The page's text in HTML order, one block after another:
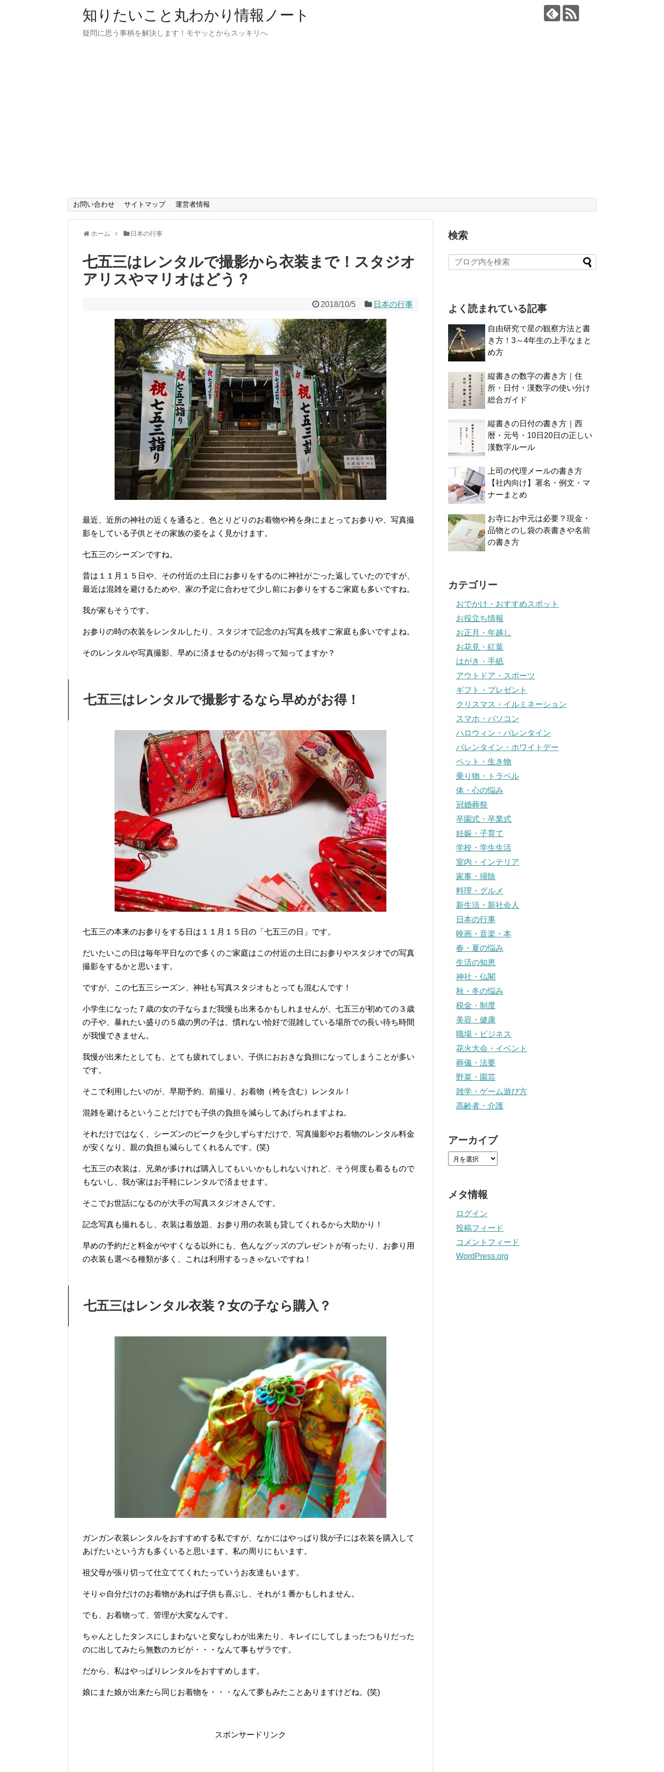
知りたいこと丸わかり情報ノート
疑問に思う事柄を解決します！モヤッとからスッキリへ
お問い合わせ サイトマップ 運営者情報
ホーム 日本の行事
七五三はレンタルで撮影から衣装まで！スタジオ
アリスやマリオはどう？
2018/10/5 日本の行事
最近、近所の神社の近くを通ると、色とりどりのお着物や袴を身にまとってお参りや、写真撮
影をしている子供とその家族の姿をよく見かけます。
七五三のシーズンですね。
昔は１１月１５日や、その付近の土日にお参りをするのに神社がごった返していたのですが、
最近は混雑を避けるためや、家の予定に合わせて少し前にお参りをするご家庭も多いですね。
我が家もそうです。
お参りの時の衣装をレンタルしたり、スタジオで記念のお写真を残すご家庭も多いですよね。
そのレンタルや写真撮影、早めに済ませるのがお得って知ってますか？
七五三はレンタルで撮影するなら早めがお得！
七五三の本来のお参りをする日は１１月１５日の「七五三の日」です。
だいたいこの日は毎年平日なので多くのご家庭はこの付近の土日にお参りやスタジオでの写真
撮影をするかと思います。
ですが、この七五三シーズン、神社も写真スタジオもとっても混むんです！
小学生になった７歳の女の子ならまだ我慢も出来るかもしれませんが、七五三が初めての３歳
の子や、暴れたい盛りの５歳の男の子は、慣れない恰好で混雑している場所での長い待ち時間
が我慢できません。
我慢が出来たとしても、とても疲れてしまい、子供におおきな負担になってしまうことが多い
です。
そこで利用したいのが、早期予約、前撮り、お着物（袴を含む）レンタル！
混雑を避けるということだけでも子供の負担を減らしてあげられますよね。
それだけではなく、シーズンのピークを少しずらすだけで、写真撮影やお着物のレンタル料金
が安くなり、親の負担も減らしてくれるんです。(笑)
七五三の衣装は、兄弟が多ければ購入してもいいかもしれないけれど、そう何度も着るもので
もないし、我が家はお手軽にレンタルで済ませます。
そこでお世話になるのが大手の写真スタジオさんです。
記念写真も撮れるし、衣装は着放題、お参り用の衣装も貸してくれるから大助かり！
早めの予約だと料金がやすくなる以外にも、色んなグッズのプレゼントが有ったり、お参り用
の衣装も選べる種類が多く、これは利用するっきゃないですね！
七五三はレンタル衣装？女の子なら購入？
ガンガン衣装レンタルをおすすめする私ですが、なかにはやっぱり我が子には衣装を購入して
あげたいという方も多くいると思います。私の周りにもいます。
祖父母が張り切って仕立ててくれたっていうお友達もいます。
そりゃ自分だけのお着物があれば子供も喜ぶし、それが１番かもしれません。
でも、お着物って、管理が大変なんです。
ちゃんとしたタンスにしまわないと変なしわが出来たり、キレイにしてしまったつもりだった
のに出してみたら無数のカビが・・・なんて事もザラです。
だから、私はやっぱりレンタルをおすすめします。
娘にまた娘が出来たら同じお着物を・・・なんて夢もみたことありますけどね。(笑)
スポンサードリンク
検索
よく読まれている記事
自由研究で星の観察方法と書
き方！3～4年生の上手なまと
め方
縦書きの数字の書き方｜住
所・日付・漢数字の使い分け
総合ガイド
縦書きの日付の書き方｜西
暦・元号・10日20日の正しい
漢数字ルール
上司の代理メールの書き方
【社内向け】署名・例文・マ
ナーまとめ
お寺にお中元は必要？現金・
品物とのし袋の表書きや名前
の書き方
カテゴリー
おでかけ・おすすめスポット
お役立ち情報
お正月・年越し
お花見・紅葉
はがき・手紙
アウトドア・スポーツ
ギフト・プレゼント
クリスマス・イルミネーション
スマホ・パソコン
ハロウィン・バレンタイン
バレンタイン・ホワイトデー
ペット・生き物
乗り物・トラベル
体・心の悩み
冠婚葬祭
卒園式・卒業式
妊娠・子育て
学校・学生生活
室内・インテリア
家事・掃除
料理・グルメ
新生活・新社会人
日本の行事
映画・音楽・本
春・夏の悩み
生活の知恵
神社・仏閣
秋・冬の悩み
税金・制度
美容・健康
職場・ビジネス
花火大会・イベント
葬儀・法要
野菜・園芸
雑学・ゲーム遊び方
高齢者・介護
アーカイブ
メタ情報
ログイン
投稿フィード
コメントフィード
WordPress.org